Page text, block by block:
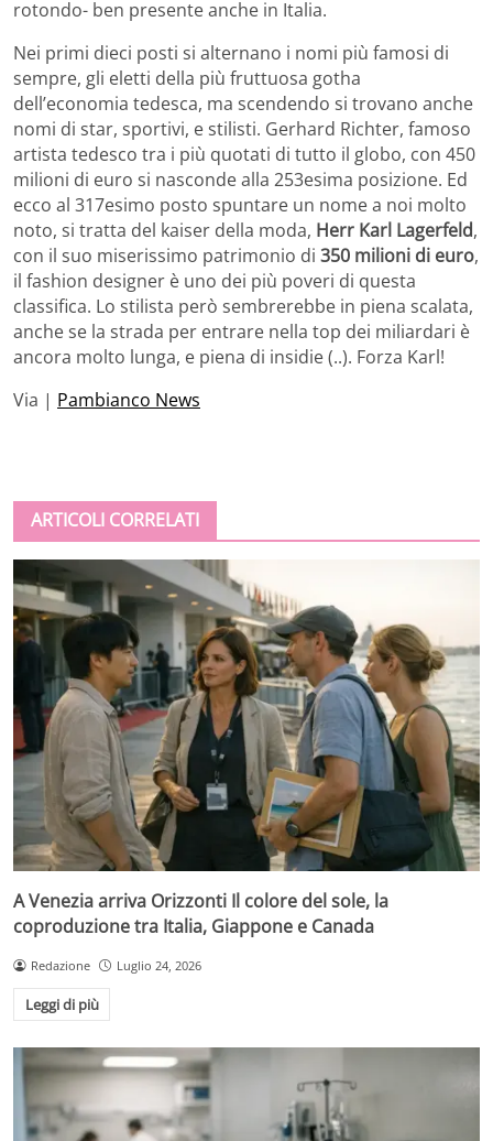
rotondo- ben presente anche in Italia.
Nei primi dieci posti si alternano i nomi più famosi di
sempre, gli eletti della più fruttuosa gotha
dell’economia tedesca, ma scendendo si trovano anche
nomi di star, sportivi, e stilisti. Gerhard Richter, famoso
artista tedesco tra i più quotati di tutto il globo, con 450
milioni di euro si nasconde alla 253esima posizione. Ed
ecco al 317esimo posto spuntare un nome a noi molto
noto, si tratta del kaiser della moda, Herr Karl Lagerfeld,
con il suo miserissimo patrimonio di 350 milioni di euro,
il fashion designer è uno dei più poveri di questa
classifica. Lo stilista però sembrerebbe in piena scalata,
anche se la strada per entrare nella top dei miliardari è
ancora molto lunga, e piena di insidie (..). Forza Karl!
Via | Pambianco News
ARTICOLI CORRELATI
A Venezia arriva Orizzonti Il colore del sole, la
coproduzione tra Italia, Giappone e Canada
Redazione Luglio 24, 2026
Leggi di più